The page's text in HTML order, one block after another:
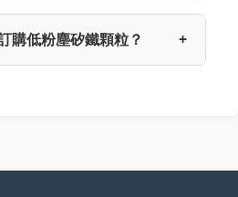
購低粉塵矽鐵顆粒？ +